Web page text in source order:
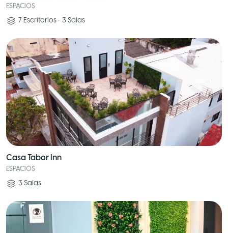
ESPACIOS
7 Escritorios • 3 Salas
Casa Tabor Inn
ESPACIOS
3 Salas